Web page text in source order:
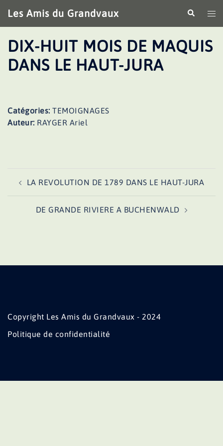
au
contenu
Les Amis du Grandvaux
le
DIX-HUIT MOIS DE MAQUIS
DANS LE HAUT-JURA
Catégories: TEMOIGNAGES
Auteur: RAYGER Ariel
d’article
LA REVOLUTION DE 1789 DANS LE HAUT-JURA
DE GRANDE RIVIERE A BUCHENWALD
Copyright Les Amis du Grandvaux - 2024
Politique de confidentialité